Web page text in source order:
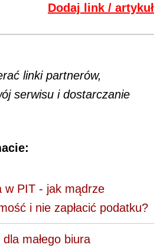
Dodaj link / artykuł
linki partnerów,
serwisu i dostarczanie
w PIT - jak mądrze
i nie zapłacić podatku?
małego biura